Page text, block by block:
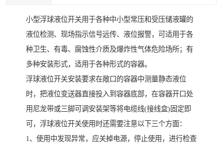
小型浮球液位开关用于各种中小型常压和受压储液罐的
液位检测、现场指示信号远传、液位报警，可适用于各
种卫生、有毒、腐蚀性介质及爆炸性气体危险场所；有
多种安装形式，适用于各种形式的容器。
浮球液位开关安装要求在敞口的容器中测量静态液位
时，把液位变送器直接投入到容器底部，在容器开口处
用尼龙带或三脚可调安装架等将电缆线(接线盒)固定即
可，浮球液位开关使用时还需要注意以下三个方面：
1、使用中发现异常，应关掉电源，停止使用，进行检查